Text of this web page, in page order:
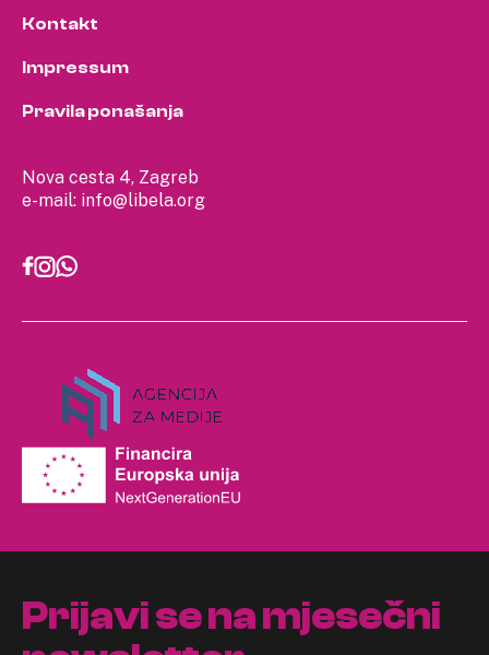
Nova cesta 4, Zagreb
e-mail: info@libela.org
Kontakt
Impressum
Pravila ponašanja
Prijavi se na mjesečni